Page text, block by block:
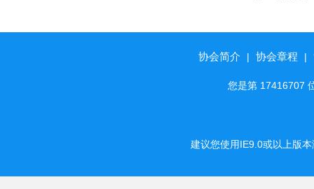
协会简介 | 协会章程 |
您是第 17416707
建议您使用IE9.0或以上版